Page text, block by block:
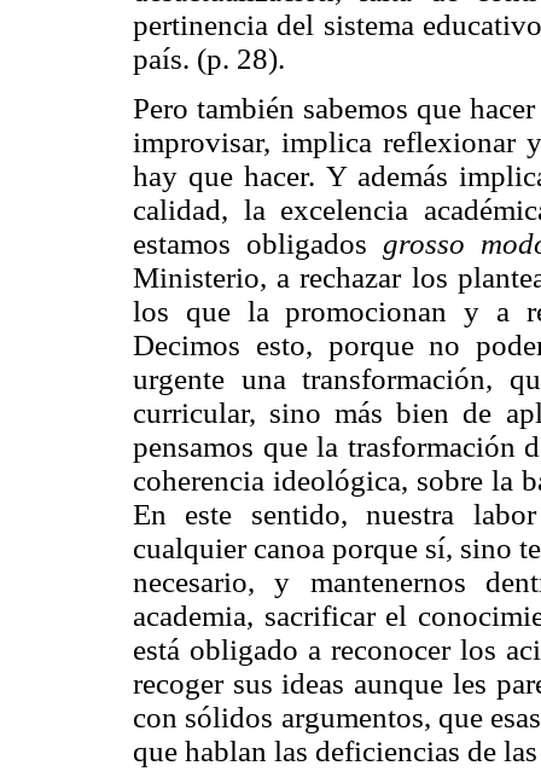
pertinencia del sistema
país. (p. 28).
Pero también sabemos que
improvisar, implica reflexionar
hay que hacer. Y además
calidad, la excelencia
estamos obligados grosso
Ministerio, a rechazar los
los que la promocionan y a
Decimos esto, porque no
urgente una transformación,
curricular, sino más bien de
pensamos que la trasformación
coherencia ideológica, sobre la
En este sentido, nuestra
cualquier canoa porque sí, sino
necesario, y mantenernos
academia, sacrificar el
está obligado a reconocer los
recoger sus ideas aunque les
con sólidos argumentos, que
que hablan las deficiencias de